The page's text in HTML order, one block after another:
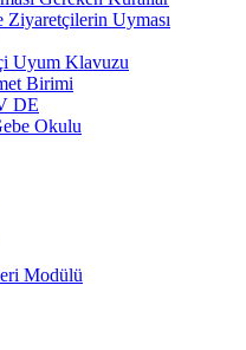
Ziyaretçilerin Uyması
Uyum Klavuzu
Birimi
DE
Okulu
Modülü